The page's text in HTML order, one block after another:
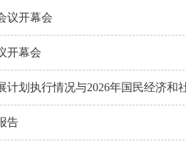
议开幕会
开幕会
计划执行情况与2026年国民经济和
告